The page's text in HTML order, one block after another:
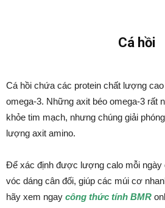
Cá hồi
Cá hồi chứa các protein chất lượng
omega-3. Những axit béo omega-3 rất
khỏe tim mạch, nhưng chúng giải
lượng axit amino.
Để xác định được lượng calo mỗi ngày
vóc dáng cân đối, giúp các múi cơ
hãy xem ngay công thức tính BMR